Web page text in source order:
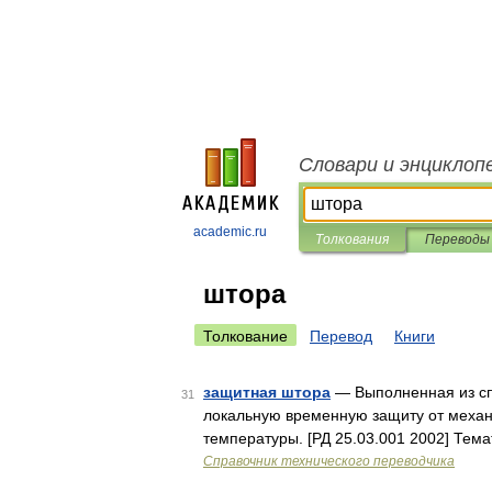
academic.ru
Словари и
Толкования Переводы
штора
Толкование Перевод Книги
31 защитная штора — Выполненная из
локальную временную защиту от
температуры. [РД 25.03.001 2002]
Справочник технического переводчика